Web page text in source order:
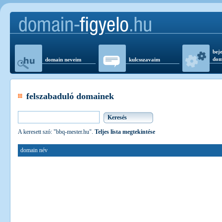
domain neveim kulcsszavaim
felszabaduló domainek
A keresett szó: "bbq-mester.hu". Teljes lista megtekintése
domain név